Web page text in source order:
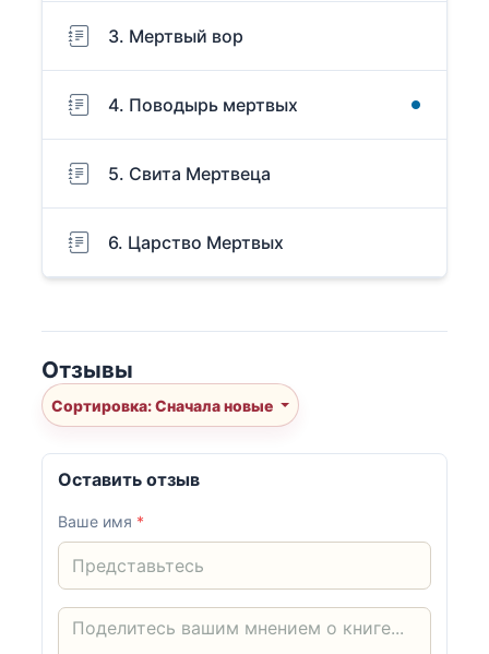
3. Мертвый вор
4. Поводырь мертвых
5. Свита Мертвеца
6. Царство Мертвых
Отзывы
Сортировка: Сначала новые
Оставить отзыв
Ваше имя *